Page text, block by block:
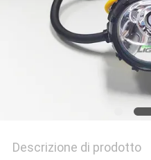
Descrizione di prodotto